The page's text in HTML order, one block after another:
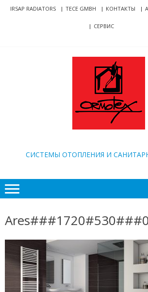
Skip
SkipIRSAP RADIATORS TECE GMBH КОНТАКТЫ
СЕРВИС
CИСТЕМЫ ОТОПЛЕНИЯ И